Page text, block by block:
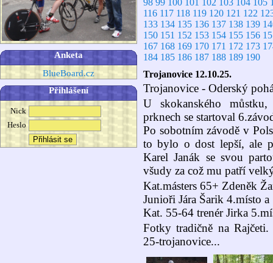
Anketa
BlueBoard.cz
Přihlášení
Nick
Heslo
98 99 100 101 102 103 104 105
116 117 118 119 120 121 122
133 134 135 136 137 138 139
150 151 152 153 154 155 156
167 168 169 170 171 172 173
184 185 186 187 188 189 190
Trojanovice 12.10.25.
Trojanovice - Oderský
U skokanského
prknech se startoval
Po sobotním závodě v
to bylo o dost lepší, ale
Karel Janák se svou
všudy za což mu patří
Kat.másters 65+ Zdeněk
Junioři Jára Šarik 4.místo a
Kat. 55-64 trenér Jirka
Fotky tradičně na Rajčeti.
25-trojanovice...